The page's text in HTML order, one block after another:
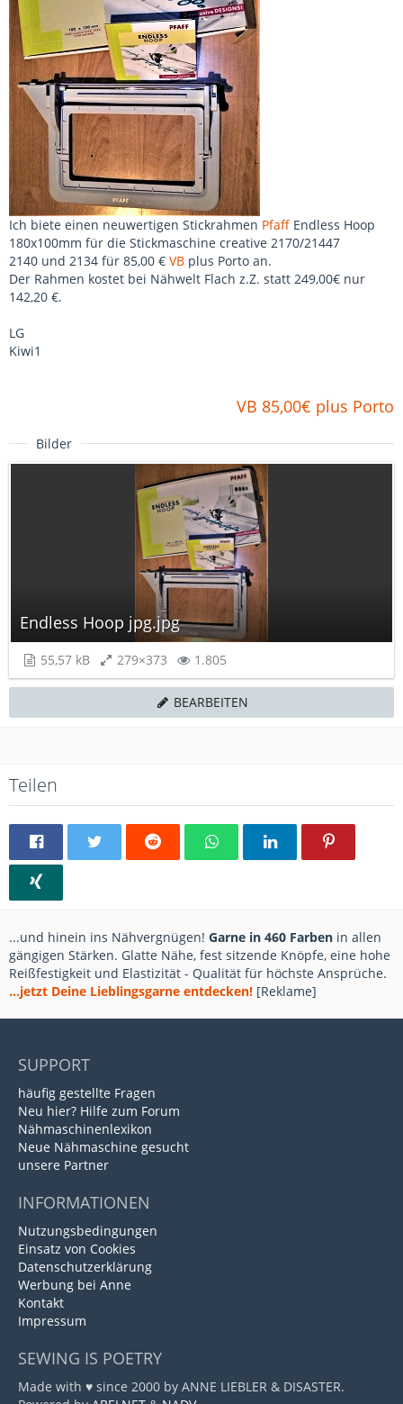
Ich biete einen neuwertigen Stickrahmen Pfaff Endless Hoop
180x100mm für die Stickmaschine creative 2170/21447
2140 und 2134 für 85,00 € VB plus Porto an.
Der Rahmen kostet bei Nähwelt Flach z.Z. statt 249,00€ nur
142,20 €.
LG
Kiwi1
VB 85,00€ plus Porto
Bilder
Endless Hoop jpg.jpg
55,57 kB 279×373 1.805
BEARBEITEN
Teilen
...und hinein ins Nähvergnügen! Garne in 460 Farben in allen
gängigen Stärken. Glatte Nähe, fest sitzende Knöpfe, eine hohe
Reißfestigkeit und Elastizität - Qualität für höchste Ansprüche.
...jetzt Deine Lieblingsgarne entdecken! [Reklame]
SUPPORT
häufig gestellte Fragen
Neu hier? Hilfe zum Forum
Nähmaschinenlexikon
Neue Nähmaschine gesucht
unsere Partner
INFORMATIONEN
Nutzungsbedingungen
Einsatz von Cookies
Datenschutzerklärung
Werbung bei Anne
Kontakt
Impressum
SEWING IS POETRY
Made with ♥ since 2000 by ANNE LIEBLER & DISASTER.